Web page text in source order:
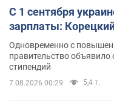
С 1 сентября
зарплаты:
Одновременно с
правительство объявило
стипендий
7.08.2026 00:29 5,4 т.